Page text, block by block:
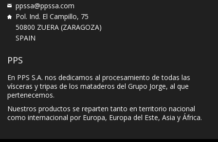
ppssa@ppssa.com
Pol. Ind. El Campillo, 75
50800 ZUERA (ZARAGOZA)
SPAIN
PPS
En PPS S.A. nos dedicamos al procesamiento de todas las
vísceras y tripas de los mataderos del Grupo Jorge, al que
pertenecemos.
Nuestros productos se reparten tanto en territorio nacional
como internacional por Europa, Europa del Este, Asia y África.